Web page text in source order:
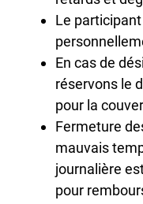
Le
En cas de
réservons le
pour la
Fermeture
mauvais
journalière
pour